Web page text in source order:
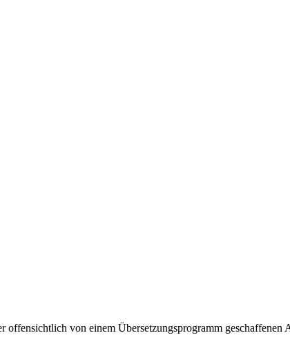
von einem Übersetzungsprogramm